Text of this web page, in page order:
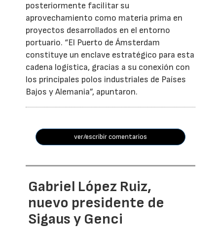
posteriormente facilitar su
aprovechamiento como materia prima en
proyectos desarrollados en el entorno
portuario. “El Puerto de Ámsterdam
constituye un enclave estratégico para esta
cadena logística, gracias a su conexión con
los principales polos industriales de Países
Bajos y Alemania”, apuntaron.
ver/escribir comentarios
Gabriel López Ruiz,
nuevo presidente de
Sigaus y Genci